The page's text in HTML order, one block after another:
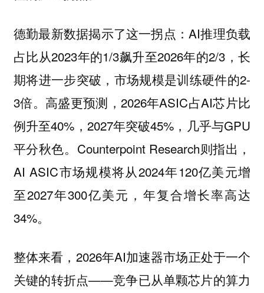
德勤最新数据揭示了这一拐点：AI推理负载
占比从2023年的1/3飙升至2026年的2/3，长
期将进一步突破，市场规模是训练硬件的2-
3倍。高盛更预测，2026年ASIC占AI芯片比
例升至40%，2027年突破45%，几乎与GPU
平分秋色。Counterpoint Research则指出，
AI ASIC市场规模将从2024年120亿美元增
至2027年300亿美元，年复合增长率高达
34%。
整体来看，2026年AI加速器市场正处于一个
关键的转折点——竞争已从单颗芯片的算力